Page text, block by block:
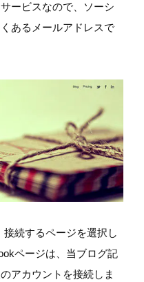
ービスなので、ソーシ
あるメールアドレスで
続するページを選択し
ページは、当ブログ記
アカウントを接続しま